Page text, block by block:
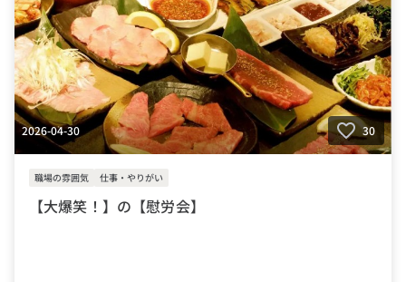
2026-04-30 30
職場の雰囲気 仕事・やりがい
【大爆笑！】の【慰労会】